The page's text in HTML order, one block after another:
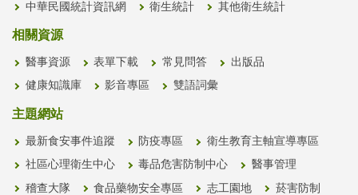
中華民國統計資訊網 衛生統計 其他衛生統計
相關資源
醫事資源 表單下載 常見問答 出版品
健康知識庫 影音專區 雙語詞彙
主題網站
最新食安事件追蹤 防疫專區 衛生教育主軸宣導專區
社區心理衛生中心 毒品危害防制中心 醫事管理
稽查大隊 食品藥物安全專區 志工園地 菸害防制